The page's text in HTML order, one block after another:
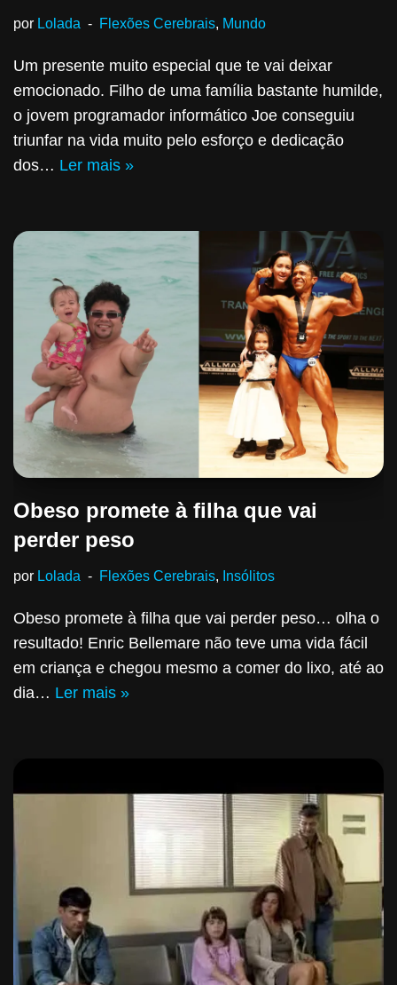
por Lolada Flexões Cerebrais Mundo
Um presente muito especial que te vai deixar
emocionado. Filho de uma família bastante humilde,
o jovem programador informático Joe conseguiu
triunfar na vida muito pelo esforço e dedicação
dos… Ler mais »
Obeso promete à filha que vai
perder peso
por Lolada Flexões Cerebrais, Insólitos
Obeso promete à filha que vai perder peso… olha o
resultado! Enric Bellemare não teve uma vida fácil
em criança e chegou mesmo a comer do lixo, até ao
dia… Ler mais »